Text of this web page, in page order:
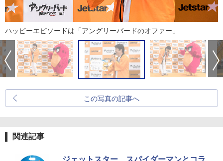
ハッピーエピソードは「アングリーバードのオファー」
この写真の記事へ
関連記事